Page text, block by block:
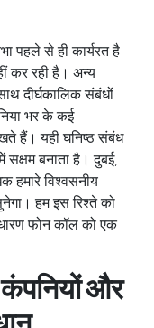
पहले से ही कार्यरत है
कर रही है। अन्य
दीर्घकालिक संबंधों
भर के कई
हैं। यही घनिष्ठ संबंध
बनाता है। दुबई,
हमारे विश्वसनीय
हम इस रिश्ते को
फोन कॉल को एक
कंपनियों और